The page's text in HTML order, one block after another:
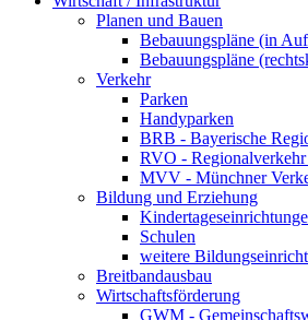
Planen und Bauen
Bebauungspläne (in
Bebauungspläne
Verkehr
Parken
Handyparken
BRB - Bayerische
RVO - Regionalverkehr
MVV - Münchner
Bildung und Erziehung
Schulen
weitere
Breitbandausbau
Wirtschaftsförderung
GWM -